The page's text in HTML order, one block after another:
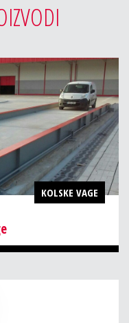
KOLSKE VAGE